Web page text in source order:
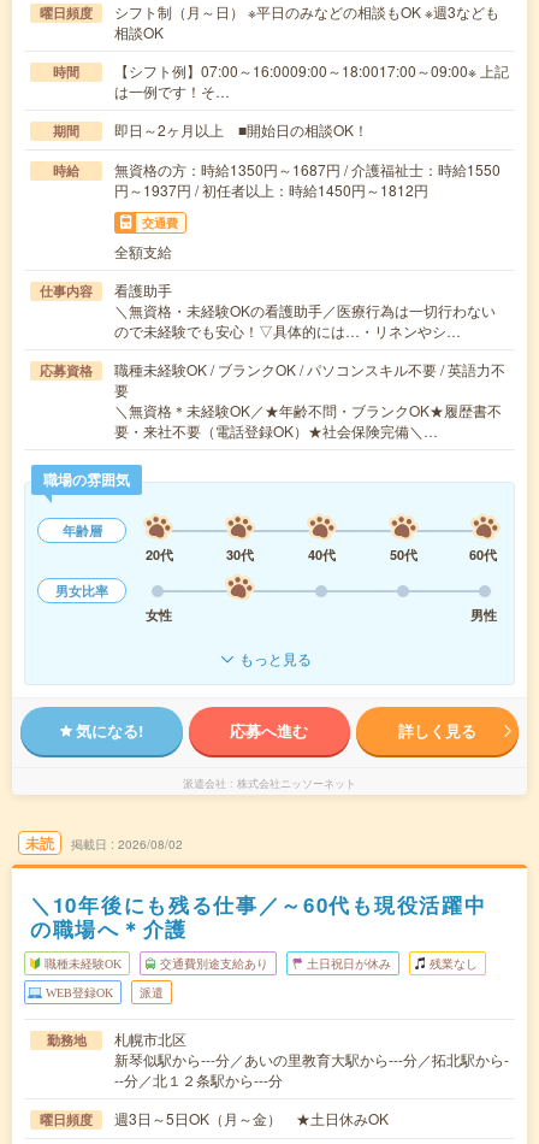
曜日頻度
シフト制（月～日） ※平日のみなどの相談もOK ※週3なども
相談OK
時間
【シフト例】07:00～16:0009:00～18:0017:00～09:00※ 上記
は一例です！そ…
期間 即日～2ヶ月以上 ■開始日の相談OK！
時給
無資格の方：時給1350円～1687円 / 介護福祉士：時給1550
円～1937円 / 初任者以上：時給1450円～1812円
交通費
全額支給
仕事内容
看護助手
＼無資格・未経験OKの看護助手／医療行為は一切行わない
ので未経験でも安心！▽具体的には…・リネンやシ…
応募資格
職種未経験OK / ブランクOK / パソコンスキル不要 / 英語力不
要
＼無資格＊未経験OK／★年齢不問・ブランクOK★履歴書不
要・来社不要（電話登録OK）★社会保険完備＼…
職場の雰囲気
年齢層
20代
30代 40代 50代
60代
男女比率
女性
男性
もっと見る
気になる! 応募へ進む 詳しく見る
派遣会社 株式会社ニッソーネット
未読 掲載日 2026/08/02
＼10年後にも残る仕事／～60代も現役活躍中
の職場へ＊介護
職種未経験OK 交通費別途支給あり 土日祝日が休み 残業なし
WEB登録OK 派遣
勤務地
札幌市北区
新琴似駅から---分／あいの里教育大駅から---分／拓北駅から-
--分／北１２条駅から---分
曜日頻度 週3日～5日OK（月～金） ★土日休みOK